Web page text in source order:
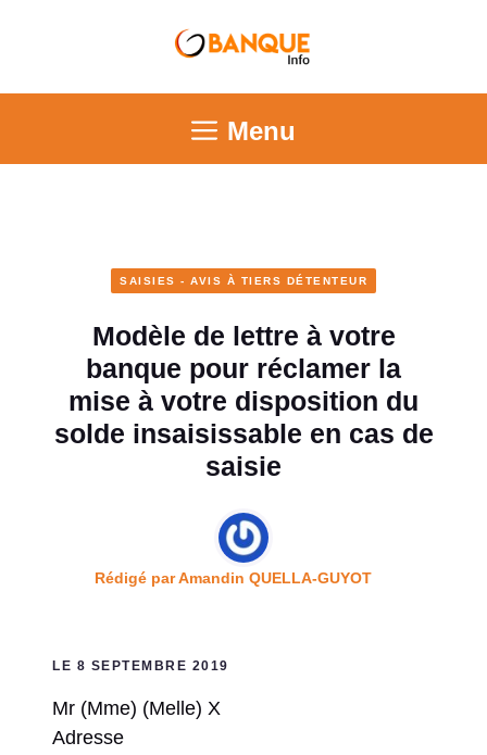
Menu
SAISIES - AVIS À TIERS DÉTENTEUR
Modèle de lettre à votre
banque pour réclamer la
mise à votre disposition du
solde insaisissable en cas de
saisie
Rédigé parAmandin QUELLA-GUYOT
LE 8 SEPTEMBRE 2019
Mr (Mme) (Melle) X
Adresse